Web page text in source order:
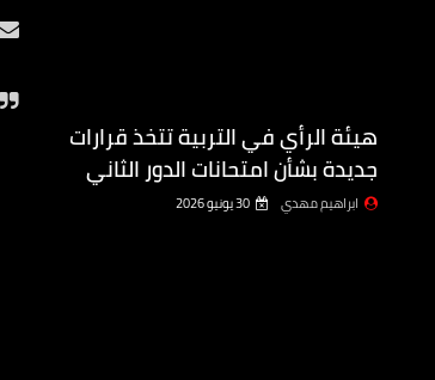
هيئة الرأي في التربية تتخذ قرارات
جديدة بشأن امتحانات الدور الثاني
ابراهيم مهدي 30 يونيو 2026